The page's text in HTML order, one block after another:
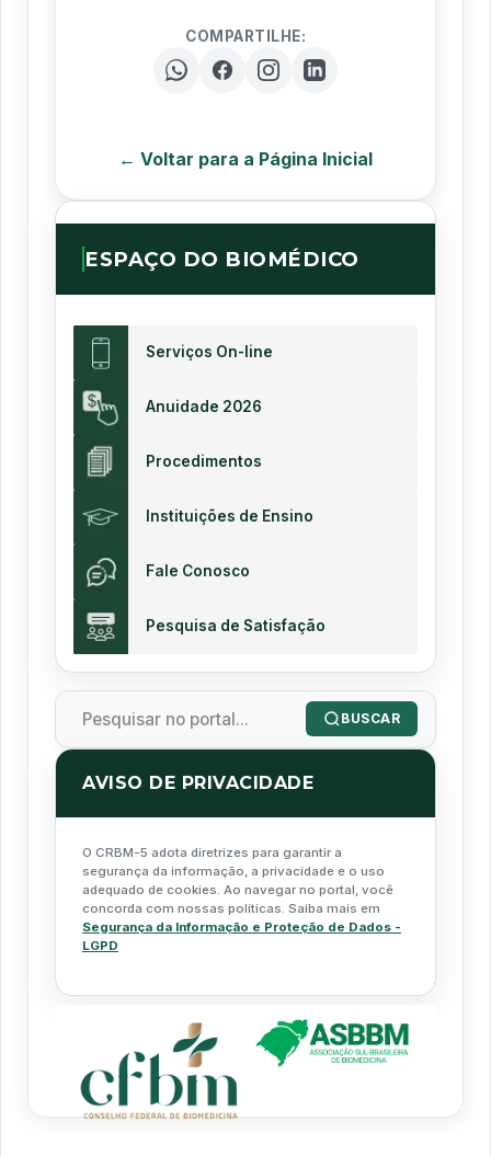
COMPARTILHE:
← Voltar para a Página Inicial
ESPAÇO DO BIOMÉDICO
Serviços On-line
Anuidade 2026
Procedimentos
Instituições de Ensino
Fale Conosco
Pesquisa de Satisfação
BUSCAR
AVISO DE PRIVACIDADE
O CRBM-5 adota diretrizes para garantir a
segurança da informação, a privacidade e o uso
adequado de cookies. Ao navegar no portal, você
concorda com nossas políticas. Saiba mais em
Segurança da Informação e Proteção de Dados -
LGPD